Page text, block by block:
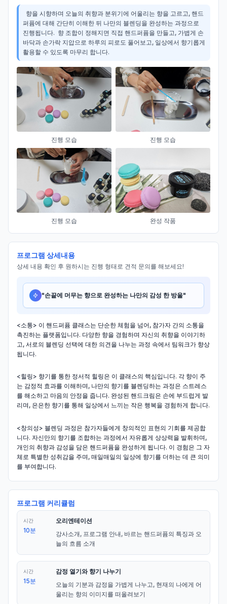
퍼퓸에 대해 간단히 이해한 뒤 나만의 블렌딩을 완성하는 과정으로
진행됩니다.  향 조합이 정해지면 직접 핸드퍼퓸을 만들고, 가볍게 손
바닥과 손가락 지압으로 하루의 피로도 풀어보고, 일상에서 향기롭게
활용할 수 있도록 마무리 합니다.
진행 모습 진행 모습
진행 모습 완성 작품
프로그램 상세내용
상세 내용 확인 후 원하시는 진행 형태로 견적 문의를 해보세요!
"손끝에 머무는 향으로 완성하는 나만의 감성 한 방울"
<소통> 이 핸드퍼퓸 클래스는 단순한 체험을 넘어, 참가자 간의 소통을
촉진하는 플랫폼입니다. 다양한 향을 경험하며 자신의 취향을 이야기하
고, 서로의 블렌딩 선택에 대한 의견을 나누는 과정 속에서 팀워크가 향상
됩니다.
<힐링> 향기를 통한 정서적 힐링은 이 클래스의 핵심입니다. 각 향이 주
는 감정적 효과를 이해하며, 나만의 향기를 블렌딩하는 과정은 스트레스
를 해소하고 마음의 안정을 줍니다. 완성된 핸드크림은 손에 부드럽게 발
리며, 은은한 향기를 통해 일상에서 느끼는 작은 행복을 경험하게 합니다.
<창의성> 블렌딩 과정은 참가자들에게 창의적인 표현의 기회를 제공합
니다. 자신만의 향기를 조합하는 과정에서 자유롭게 상상력을 발휘하며,
개인의 취향과 감성을 담은 핸드퍼퓸을 완성하게 됩니다. 이 경험은 그 자
체로 특별한 성취감을 주며, 매일매일의 일상에 향기를 더하는 데 큰 의미
를 부여합니다.
프로그램 커리큘럼
시간
10분
오리엔테이션
강사소개, 프로그램 안내, 바르는 핸드퍼퓸의 특징과 오
늘의 흐름 소개
시간
15분
감정 열기와 향기 나누기
오늘의 기분과 감정을 가볍게 나누고, 현재의 나에게 어
울리는 향의 이미지를 떠올려보기